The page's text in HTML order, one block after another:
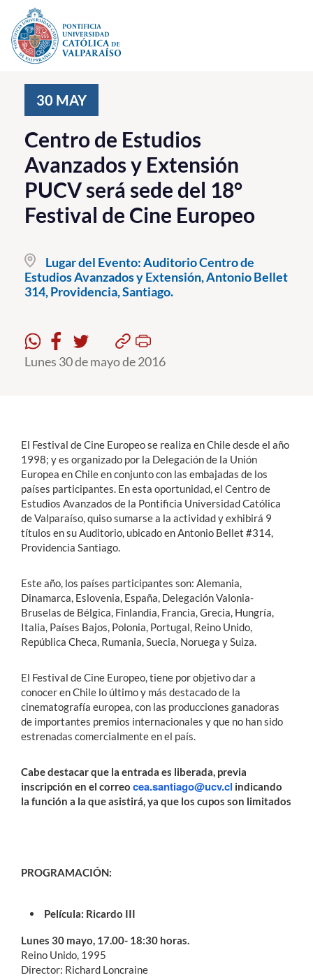
Click acá para ir directamente al contenido
Investigación, Creación e Innovación
PUCV Internacional
Vinculación con el Medio
Admisión
Pregrado
Postgrado
Estudiantes
English
30 MAY
Centro de Estudios
Avanzados y Extensión
PUCV será sede del 18°
Festival de Cine Europeo
Lugar del Evento:Auditorio Centro de
Estudios Avanzados y Extensión, Antonio Bellet
314, Providencia, Santiago.
Lunes 30 de mayo de 2016
El Festival de Cine Europeo se realiza en Chile desde el año
1998; y es organizado por la Delegación de la Unión
Europea en Chile en conjunto con las embajadas de los
países participantes. En esta oportunidad, el Centro de
Estudios Avanzados de la Pontificia Universidad Católica
de Valparaíso, quiso sumarse a la actividad y exhibirá 9
títulos en su Auditorio, ubicado en Antonio Bellet #314,
Providencia Santiago.
Este año, los países participantes son: Alemania,
Dinamarca, Eslovenia, España, Delegación Valonia-
Bruselas de Bélgica, Finlandia, Francia, Grecia, Hungría,
Italia, Países Bajos, Polonia, Portugal, Reino Unido,
República Checa, Rumania, Suecia, Noruega y Suiza.
El Festival de Cine Europeo, tiene por objetivo dar a
conocer en Chile lo último y más destacado de la
cinematografía europea, con las producciones ganadoras
de importantes premios internacionales y que no han sido
estrenadas comercialmente en el país.
Cabe destacar que la entrada es liberada, previa
inscripción en el correo cea.santiago@ucv.cl indicando
la función a la que asistirá, ya que los cupos son limitados
PROGRAMACIÓN:
Película: Ricardo III
Lunes 30 mayo, 17.00- 18:30 horas.
Reino Unido, 1995
Director: Richard Loncraine